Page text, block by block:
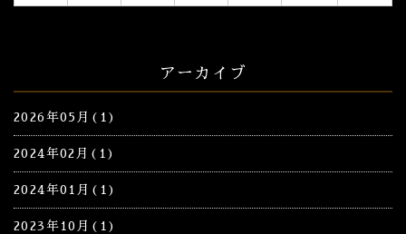
アーカイブ
2026年05月(1)
2024年02月(1)
2024年01月(1)
2023年10月(1)